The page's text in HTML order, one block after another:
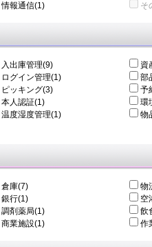
情報通信(1) そ
入出庫管理(9)
資
ログイン管理(1)
部
ピッキング(3)
予
本人認証(1)
環
温度湿度管理(1)
物
倉庫(7)
物
銀行(1)
空
調剤薬局(1)
飲
商業施設(1) 作